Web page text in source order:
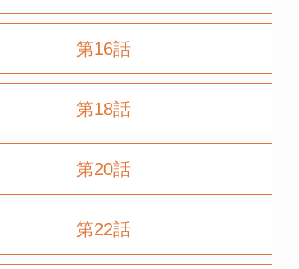
第16話
第18話
第20話
第22話